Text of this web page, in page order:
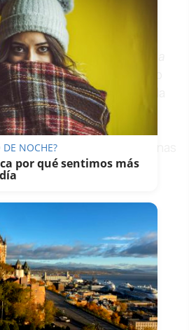
libertad de expresión”,
que presenciaba la obra
realizó la denuncia cuando
exhibió una pancarta en la
Eta”. Según recogieron
hubo algún revuelo
la obra incluía escenas
de un muñeco que
y una violación.
NOCHE?
por qué sentimos más